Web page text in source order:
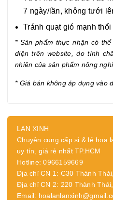
7 ngày/lần, không tưới
Tránh quạt gió mạnh
* Sản phẩm thực nhận có
diện trên website, do tính
nhiên của sản phẩm nông
* Giá bán không áp dụng vào
LAN XINH
Chuyên cung cấp sỉ & lẻ hoa
uy tín, giá rẻ nhất TP.HCM
Hotline: 0966159669
Địa chỉ CN 1: C30 Thành
Địa chỉ CN 2: 220 Thành
Email: